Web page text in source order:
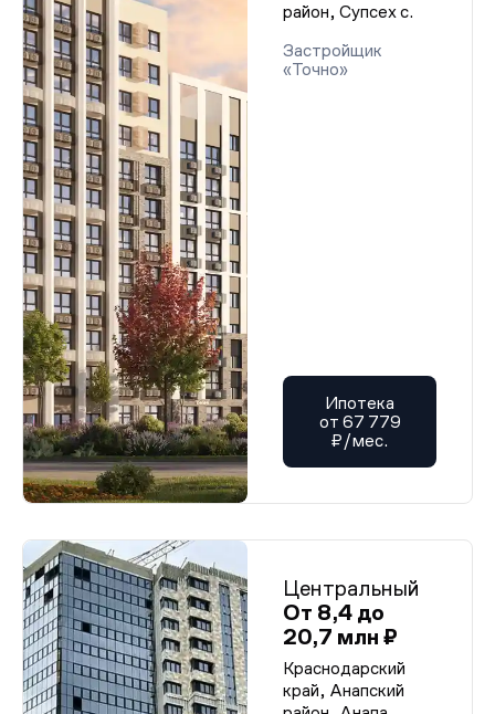
район, Супсех с.
Застройщик
«Точно»
Ипотека
от 67 779
₽/мес.
Центральный
От 8,4 до
20,7 млн ₽
Краснодарский
край, Анапский